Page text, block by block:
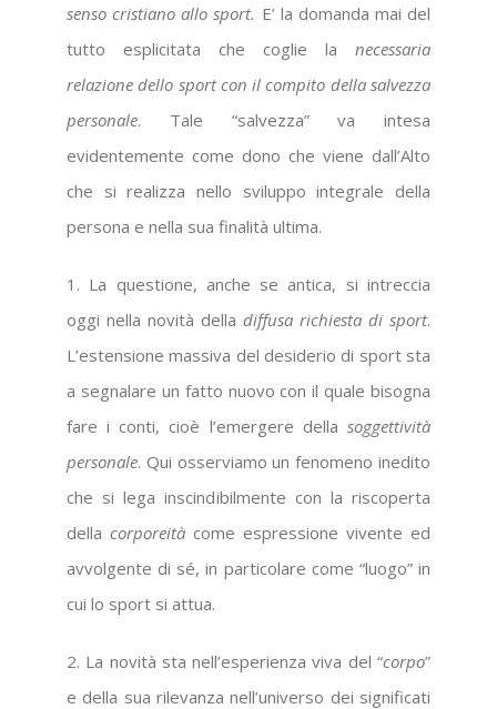
senso cristiano allo sport. E’ la domanda mai del
tutto esplicitata che coglie la necessaria
relazione dello sport con il compito della salvezza
personale. Tale “salvezza” va intesa
evidentemente come dono che viene dall’Alto
che si realizza nello sviluppo integrale della
persona e nella sua finalità ultima.
1. La questione, anche se antica, si intreccia
oggi nella novità della diffusa richiesta di sport.
L’estensione massiva del desiderio di sport sta
a segnalare un fatto nuovo con il quale bisogna
fare i conti, cioè l’emergere della soggettività
personale. Qui osserviamo un fenomeno inedito
che si lega inscindibilmente con la riscoperta
della corporeità come espressione vivente ed
avvolgente di sé, in particolare come “luogo” in
cui lo sport si attua.
2. La novità sta nell’esperienza viva del “corpo”
e della sua rilevanza nell’universo dei significati